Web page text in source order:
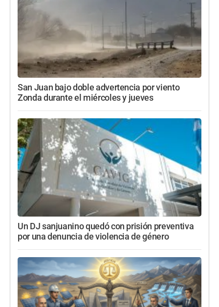
San Juan bajo doble advertencia por viento
Zonda durante el miércoles y jueves
Un DJ sanjuanino quedó con prisión preventiva
por una denuncia de violencia de género